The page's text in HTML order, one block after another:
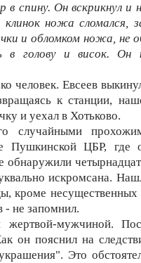
спину. Он вскрикнул и
ножа сломался,
и обломком ножа, не
голову и висок. Он
человек. Евсеев
к станции,
и уехал в Хотьково.
случайными
Пушкинской ЦБР, где
обнаружили
искромсана.
кроме несущественных
- не запомнил.
жертвой-мужчиной.
он пояснил на
Это